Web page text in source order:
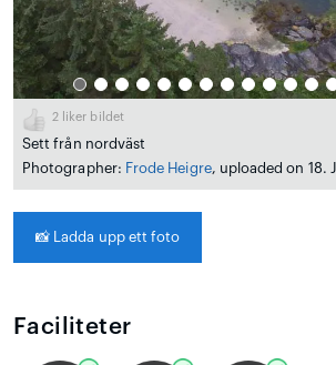
2 liker bildet
Sett från nordväst
Photographer: Frode Heigre, uploaded on 18.
📸 Ladda upp ett foto
Faciliteter